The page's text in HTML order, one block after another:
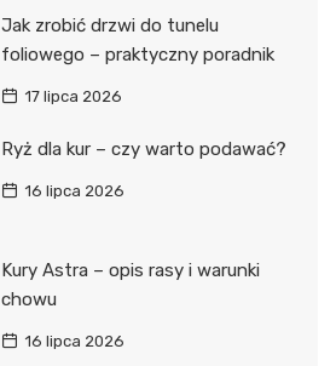
Jak zrobić drzwi do tunelu
foliowego – praktyczny poradnik
17 lipca 2026
Ryż dla kur – czy warto podawać?
16 lipca 2026
Kury Astra – opis rasy i warunki
chowu
16 lipca 2026